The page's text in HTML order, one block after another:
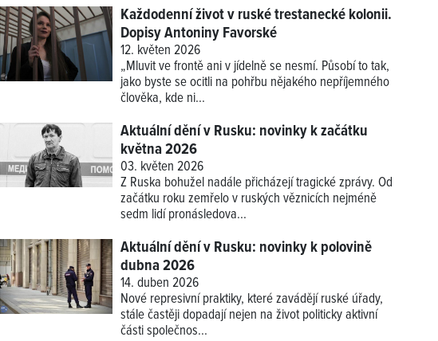
Každodenní život v ruské trestanecké kolonii.
Dopisy Antoniny Favorské
12. květen 2026
„Mluvit ve frontě ani v jídelně se nesmí. Působí to tak,
jako byste se ocitli na pohřbu nějakého nepříjemného
člověka, kde ni...
Aktuální dění v Rusku: novinky k začátku
května 2026
03. květen 2026
Z Ruska bohužel nadále přicházejí tragické zprávy. Od
začátku roku zemřelo v ruských věznicích nejméně
sedm lidí pronásledova...
Aktuální dění v Rusku: novinky k polovině
dubna 2026
14. duben 2026
Nové represivní praktiky, které zavádějí ruské úřady,
stále častěji dopadají nejen na život politicky aktivní
části společnos...